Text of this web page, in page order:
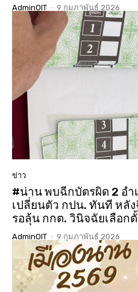
AdminOIT - 9 กุมภาพันธ์ 2026
ข่าว
#น่าน พบฉีกบัตรผิด 2 อำ
เปลี่ยนตัว กปน. ทันที หลั
รอลุ้น กกต. วินิจฉัยเลือก
AdminOIT - 9 กุมภาพันธ์ 2026